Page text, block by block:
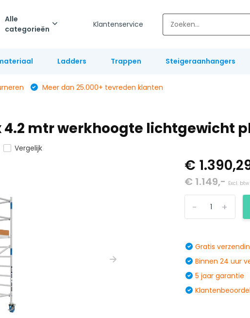
Alle
categorieën
Klantenservice
Ladders Trappen Steigeraanhangers
Meer dan 25.000+ tevreden klanten
4.2 mtr werkhoogte lichtgewicht
Vergelijk
€
€ 1.149,- Excl. btw
+
-
Gratis
Binnen 24 uur
5 jaar garantie